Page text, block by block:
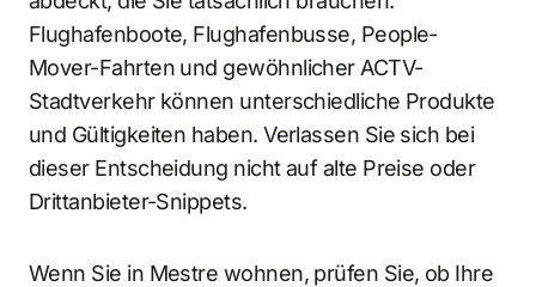
Flughafenboote, Flughafenbusse, People-
Mover-Fahrten und gewöhnlicher ACTV-
Stadtverkehr können unterschiedliche Produkte
und Gültigkeiten haben. Verlassen Sie sich bei
dieser Entscheidung nicht auf alte Preise oder
Drittanbieter-Snippets.
Wenn Sie in Mestre wohnen, prüfen Sie, ob Ihre